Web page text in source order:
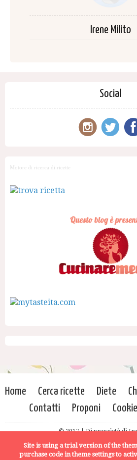
Irene Milito
Social
Motore di ricerca di ricette
Home Cerca ricette Diete
Contatti
Proponi
© 2017 | Di proprietà di
Site is using a trial version of the
purchase code in theme settings to